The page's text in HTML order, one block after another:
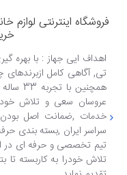
فروشگاه اینترنتی لوازم
اهداف ایی جهاز : با بهره
تی, آگاهی کامل ازبرندهای
همچنین
عروسان سعی و تلاش خود
خدمات ,ضمانت اصل بودن
سراسر ایران ,بسته بندی
تیم تخصصی و حرفه ای در
تلاش خودرا به کاربسته تا